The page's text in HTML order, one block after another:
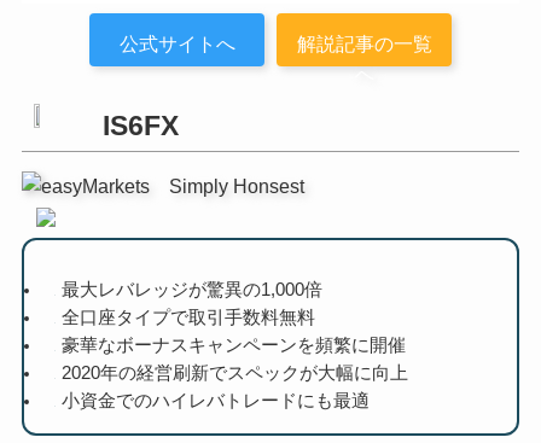
公式サイトへ
解説記事の一覧
へ
IS6FX
最大レバレッジが驚異の1,000倍
全口座タイプで取引手数料無料
豪華なボーナスキャンペーンを頻繁に開催
2020年の経営刷新でスペックが大幅に向上
小資金でのハイレバトレードにも最適